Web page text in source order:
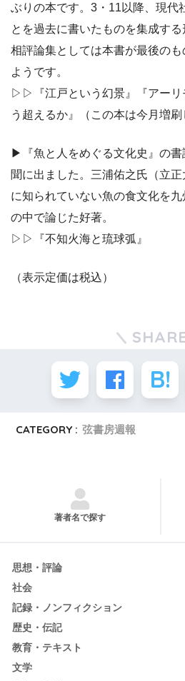
ぶりの本です。3・11以降、現代
とを過去に書いたものを集成す
相評論集としては本書が最後の
ようです。
▷▷『江戸という幻景』『アーリ
う超えるか』（この本は今月増刷
▶『魚と人をめぐる文化史』の
聞に出ました。三浦佑之氏（立
に知られていない魚の食文化を
の中で論じた好著。
▷▷『不知火海と琉球弧』
（表示定価は税込）
CATEGORY : 弦書房週報
著者名で探す
思想・評論
社会
記録・ノンフィクション
歴史・伝記
教育・テキスト
文学